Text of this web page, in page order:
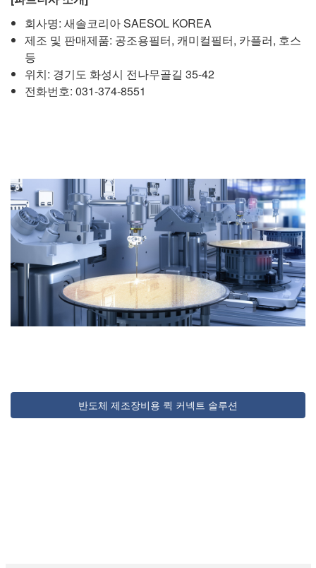
회사명: 새솔코리아 SAESOL KOREA
제조 및 판매제품: 공조용필터, 캐미컬필터, 카플러, 호스
등
위치: 경기도 화성시 전나무골길 35-42
전화번호: 031-374-8551
반도체 제조장비용 퀵 커넥트 솔루션